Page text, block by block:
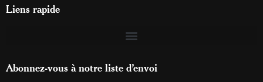
Liens rapide
Abonnez-vous à notre liste d’envoi